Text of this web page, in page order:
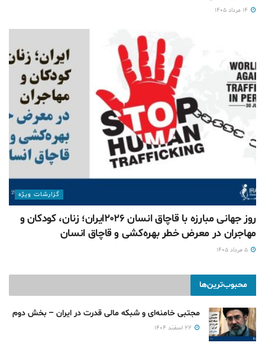
گزارشات ويژه
روز جهانی مبارزه با قاچاق انسان ۲۰۲۶ایران؛ زنان، کودکان و
مهاجران در معرض خطر بهره‌کشی و قاچاق انسان
محبوب‌ترین‌ها
مجتبی خامنه‌ای و شبکه مالی قدرت در ایران – بخش دوم